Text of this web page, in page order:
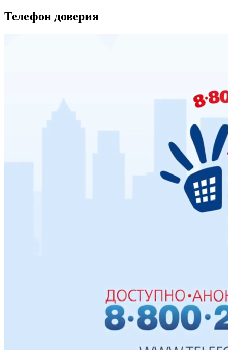
Телефон доверия